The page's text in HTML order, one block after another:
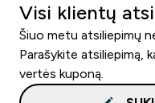
Visi klientų
Šiuo metu atsiliepimų
Parašykite atsiliepimą,
vertės kuponą.